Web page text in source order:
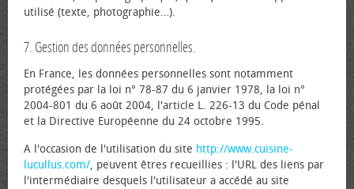
utilisé (texte, photographie…).
7. Gestion des données personnelles.
En France, les données personnelles sont notamment
protégées par la loi n° 78-87 du 6 janvier 1978, la loi n°
2004-801 du 6 août 2004, l'article L. 226-13 du Code pénal
et la Directive Européenne du 24 octobre 1995.
A l'occasion de l'utilisation du site http://www.cuisine-
lucullus.com/, peuvent êtres recueillies : l'URL des liens par
l'intermédiaire desquels l'utilisateur a accédé au site